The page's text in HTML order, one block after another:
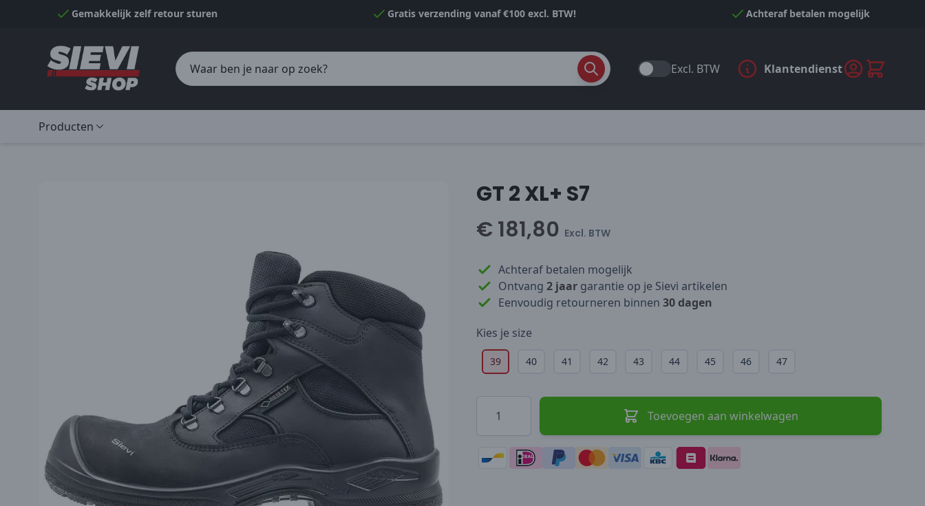
Naar inhoud gaanGemakkelijk zelf retour sturen Gratis verzending vanaf €100 excl. BTW! Achteraf betalen mogelijk
Excl. BTW Klantendienst
Producten
GT 2 XL+ S7
€ 181,80 Excl. BTW
Achteraf betalen mogelijk
Ontvang 2 jaar garantie op je Sievi artikelen
Eenvoudig retourneren binnen 30 dagen
Kies je size
39 40 41 42 43 44 45 46 47
Hoeveelheid
Toevoegen aan winkelwagen